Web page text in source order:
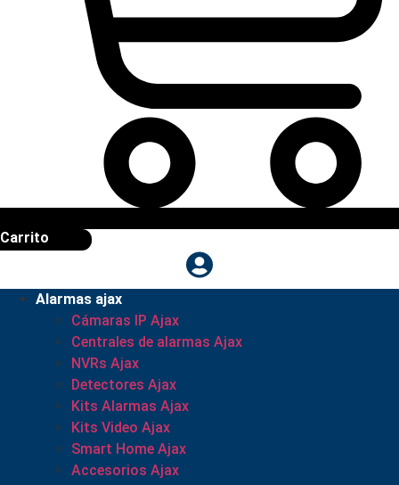
Carrito
Alarmas ajax
Cámaras IP Ajax
Centrales de alarmas Ajax
NVRs Ajax
Detectores Ajax
Kits Alarmas Ajax
Kits Video Ajax
Smart Home Ajax
Accesorios Ajax